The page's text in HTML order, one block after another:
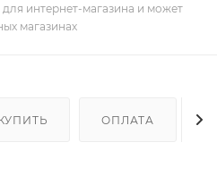
интернет-магазина и может
магазинах
ОПЛАТА